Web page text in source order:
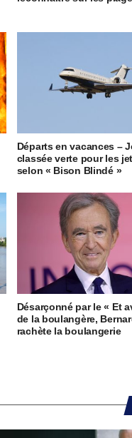
Départs en vacances –
classée verte pour les
selon « Bison Blindé »
Désarçonné par le « Et
de la boulangère,
rachète la boulangerie